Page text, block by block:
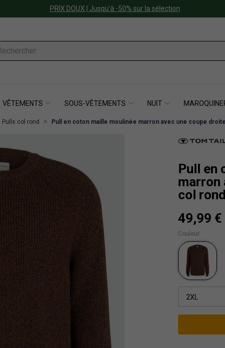
PRIX DOUX | Jusqu'à -50% sur la sélection
VÊTEMENTS SOUS-VÊTEMENTS NUIT
Pulls col rond Pull en coton maille moulinée marron avec une coupe
Pull en
marron
col rond
49,99 €
Couleur
2XL